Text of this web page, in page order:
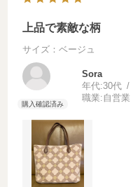
上品で素敵な柄
サイズ：ベージュ
Sora
年代:30代
職業: 自営業